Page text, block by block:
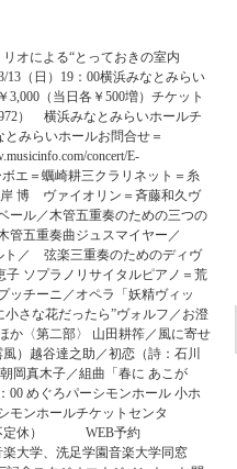
リ オによ る“と ってお きの室内
/13 （ 日 ） 19 ： 00横浜みな と みら い
￥ 3,000 （ 当 日 各 ￥ 500増） チケ ッ ト
72） 横浜みな と みら いホールチ
と みら いホールお問合せ ＝
.musicinfo.com/concert/E-
ボエ ＝ 蠣崎耕三ク ラ リ ネ ッ ト ＝ 糸
岸 博 ヴァイ オ リ ン ＝ 斉藤和久 ヴ
ール／木管五重奏のための三つの
管五重奏曲ジュスマイ ヤー ／
ト ／ 弦楽三重奏のためのディ ヴ
子 ソプラ ノ リ サイ タ ルピア ノ ＝ 荒
ッチーニ ／ オペラ 「 妖精ヴィ ッ
小さな花だった ら”ヴォ ルフ ／ お澄
か 〈第二部〉 山 田耕筰／ 風に寄せ
風） 越谷達之助 ／初恋 （詩 ： 石川
朝 岡真木子／組曲 「 春に あこが
： 00 め ぐろパーシモンホール 小ホ
モンホールチケ ッ ト センタ
定休） WEB予約
楽大学、 洗足学園音楽大学同 窓